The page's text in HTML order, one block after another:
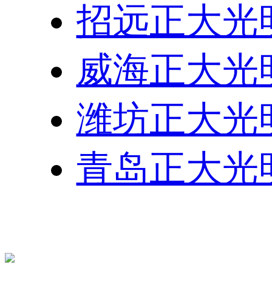
招远正大光
威海正大光
潍坊正大光
青岛正大光